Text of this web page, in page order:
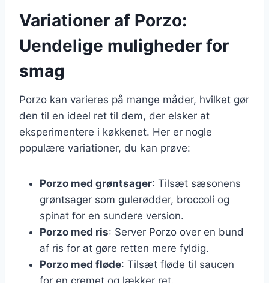
Variationer af Porzo:
Uendelige muligheder for
smag
Porzo kan varieres på mange måder, hvilket gør
den til en ideel ret til dem, der elsker at
eksperimentere i køkkenet. Her er nogle
populære variationer, du kan prøve:
Porzo med grøntsager: Tilsæt sæsonens
grøntsager som gulerødder, broccoli og
spinat for en sundere version.
Porzo med ris: Server Porzo over en bund
af ris for at gøre retten mere fyldig.
Porzo med fløde: Tilsæt fløde til saucen
for en cremet og lækker ret.